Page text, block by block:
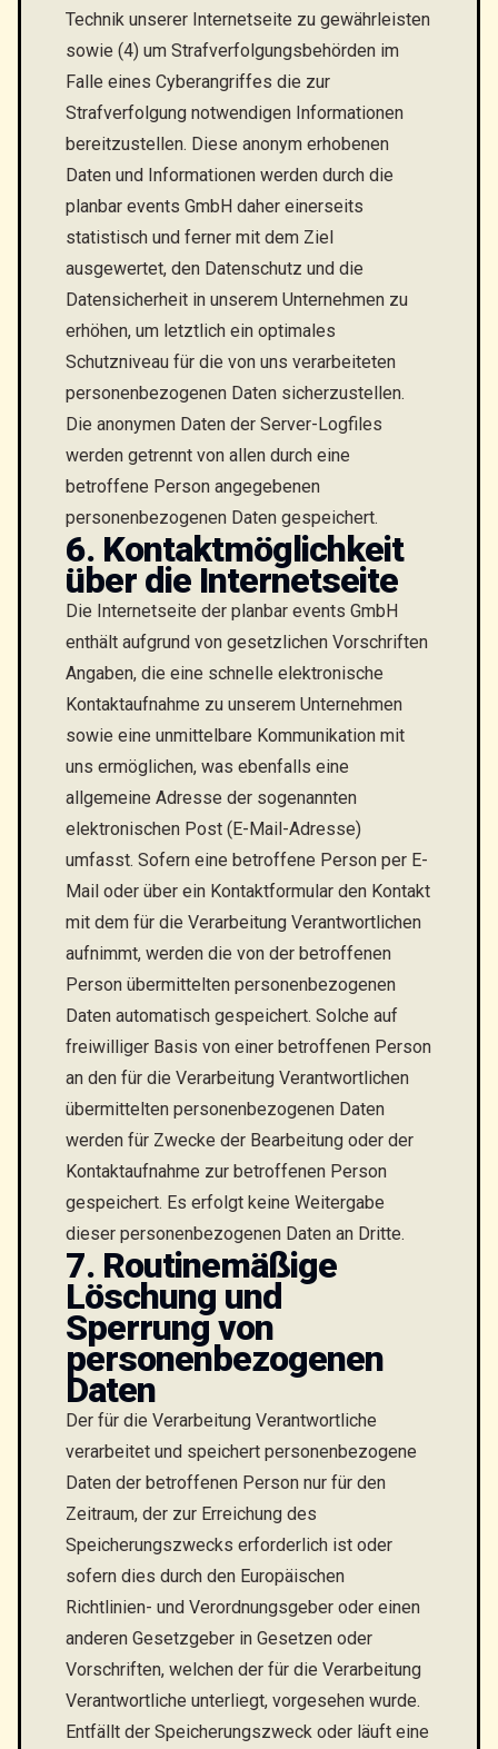
Technik unserer Internetseite zu gewährleisten
sowie (4) um Strafverfolgungsbehörden im
Falle eines Cyberangriffes die zur
Strafverfolgung notwendigen Informationen
bereitzustellen. Diese anonym erhobenen
Daten und Informationen werden durch die
planbar events GmbH daher einerseits
statistisch und ferner mit dem Ziel
ausgewertet, den Datenschutz und die
Datensicherheit in unserem Unternehmen zu
erhöhen, um letztlich ein optimales
Schutzniveau für die von uns verarbeiteten
personenbezogenen Daten sicherzustellen.
Die anonymen Daten der Server-Logfiles
werden getrennt von allen durch eine
betroffene Person angegebenen
personenbezogenen Daten gespeichert.
6. Kontaktmöglichkeit
über die Internetseite
Die Internetseite der planbar events GmbH
enthält aufgrund von gesetzlichen Vorschriften
Angaben, die eine schnelle elektronische
Kontaktaufnahme zu unserem Unternehmen
sowie eine unmittelbare Kommunikation mit
uns ermöglichen, was ebenfalls eine
allgemeine Adresse der sogenannten
elektronischen Post (E-Mail-Adresse)
umfasst. Sofern eine betroffene Person per E-
Mail oder über ein Kontaktformular den Kontakt
mit dem für die Verarbeitung Verantwortlichen
aufnimmt, werden die von der betroffenen
Person übermittelten personenbezogenen
Daten automatisch gespeichert. Solche auf
freiwilliger Basis von einer betroffenen Person
an den für die Verarbeitung Verantwortlichen
übermittelten personenbezogenen Daten
werden für Zwecke der Bearbeitung oder der
Kontaktaufnahme zur betroffenen Person
gespeichert. Es erfolgt keine Weitergabe
dieser personenbezogenen Daten an Dritte.
7. Routinemäßige
Löschung und
Sperrung von
personenbezogenen
Daten
Der für die Verarbeitung Verantwortliche
verarbeitet und speichert personenbezogene
Daten der betroffenen Person nur für den
Zeitraum, der zur Erreichung des
Speicherungszwecks erforderlich ist oder
sofern dies durch den Europäischen
Richtlinien- und Verordnungsgeber oder einen
anderen Gesetzgeber in Gesetzen oder
Vorschriften, welchen der für die Verarbeitung
Verantwortliche unterliegt, vorgesehen wurde.
Entfällt der Speicherungszweck oder läuft eine